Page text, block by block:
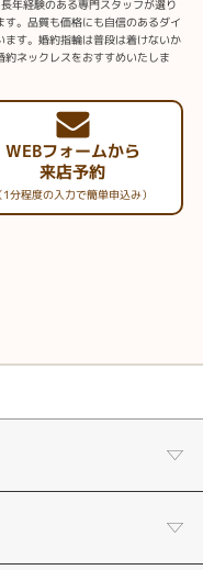
年経験のある専門スタッフが選り
。品質も価格にも自信のあるダイ
す。婚約指輪は普段は着けないか
ネックレスをおすすめいたしま
WEBフォームから
来店予約
（1分程度の入力で簡単申込み）